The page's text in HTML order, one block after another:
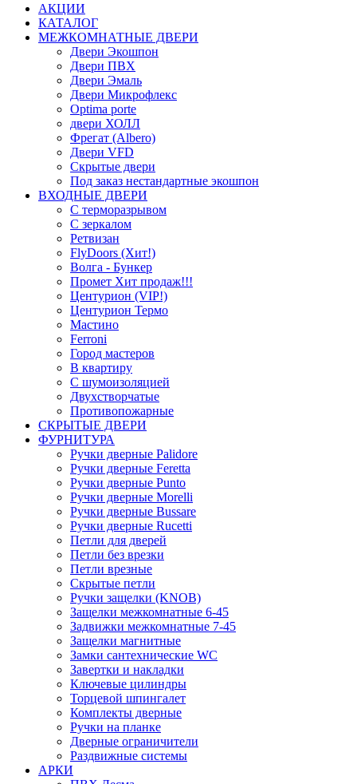
АКЦИИ
КАТАЛОГ
МЕЖКОМНАТНЫЕ ДВЕРИ
Двери Экошпон
Двери ПВХ
Двери Эмаль
Двери Микрофлекс
Optima porte
двери ХОЛЛ
Фрегат (Albero)
Двери VFD
Скрытые двери
Под заказ нестандартные экошпон
ВХОДНЫЕ ДВЕРИ
С терморазрывом
С зеркалом
Ретвизан
FlyDoors (Хит!)
Волга - Бункер
Промет Хит продаж!!!
Центурион (VIP!)
Центурион Термо
Мастино
Ferroni
Город мастеров
В квартиру
С шумоизоляцией
Двухстворчатые
Противопожарные
СКРЫТЫЕ ДВЕРИ
ФУРНИТУРА
Ручки дверные Palidore
Ручки дверные Feretta
Ручки дверные Punto
Ручки дверные Morelli
Ручки дверные Bussare
Ручки дверные Rucetti
Петли для дверей
Петли без врезки
Петли врезные
Скрытые петли
Ручки защелки (KNOB)
Защелки межкомнатные 6-45
Задвижки межкомнатные 7-45
Защелки магнитные
Замки сантехнические WC
Завертки и накладки
Ключевые цилиндры
Торцевой шпингалет
Комплекты дверные
Ручки на планке
Дверные ограничители
Раздвижные системы
АРКИ